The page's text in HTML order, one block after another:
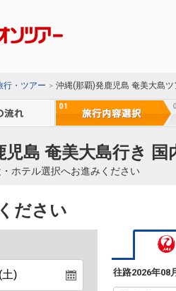
行・ツアー 沖縄(那覇)発鹿児島 奄美大島
島 奄美大島行き
ホテル選択へお進みください
ださい
往路2026年08